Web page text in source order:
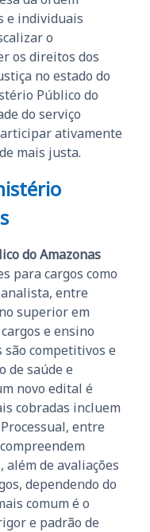
e individuais
o
os direitos dos
no estado do
Público do
do serviço
ativamente
mais justa.
do Amazonas
para cargos como
entre
superior em
e ensino
competitivos e
de saúde e
novo edital é
cobradas incluem
entre
de avaliações
dependendo do
comum é o
e padrão de